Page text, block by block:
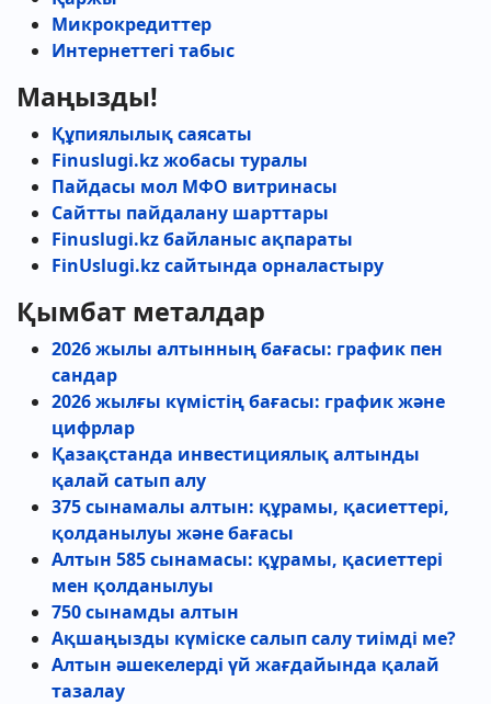
Микрокредиттер
Интернеттегі табыс
Маңызды!
Құпиялылық саясаты
Finuslugi.kz жобасы туралы
Пайдасы мол МФО витринасы
Сайтты пайдалану шарттары
Finuslugi.kz байланыс ақпараты
FinUslugi.kz сайтында орналастыру
Қымбат металдар
2026 жылы алтынның бағасы: график пен
сандар
2026 жылғы күмістің бағасы: график және
цифрлар
Қазақстанда инвестициялық алтынды
қалай сатып алу
375 сынамалы алтын: құрамы, қасиеттері,
қолданылуы және бағасы
Алтын 585 сынамасы: құрамы, қасиеттері
мен қолданылуы
750 сынамды алтын
Ақшаңызды күміске салып салу тиімді ме?
Алтын әшекелерді үй жағдайында қалай
тазалау